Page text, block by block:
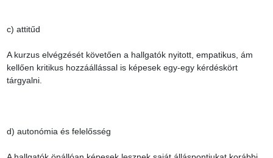
c) attitűd
A kurzus elvégzését követően a hallgatók nyitott, empatikus, ám
kellően kritikus hozzáállással is képesek egy-egy kérdéskört
tárgyalni.
d) autonómia és felelősség